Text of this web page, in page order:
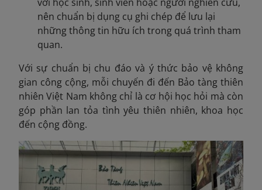
nên chuẩn bị dụng cụ ghi chép để lưu lại
những thông tin hữu ích trong quá trình tham
quan.
Với sự chuẩn bị chu đáo và ý thức bảo vệ không
gian công cộng, mỗi chuyến đi đến Bảo tàng thiên
nhiên Việt Nam không chỉ là cơ hội học hỏi mà còn
góp phần lan tỏa tình yêu thiên nhiên, khoa học
đến cộng đồng.